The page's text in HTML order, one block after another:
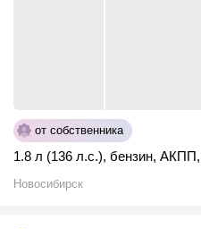
от собственника
1.8 л (136 л.с.), бензин, АКПП,
Новосибирск